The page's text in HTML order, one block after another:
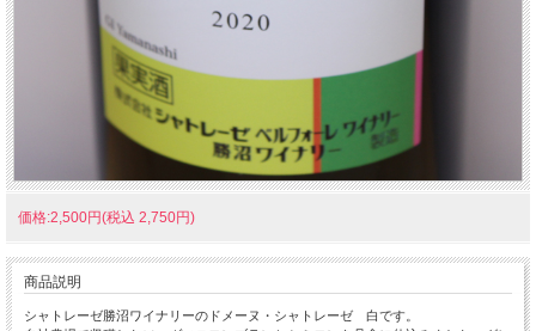
価格:2,500円(税込 2,750円)
商品説明
シャトレーゼ勝沼ワイナリーのドメーヌ・シャトレーゼ 白です。